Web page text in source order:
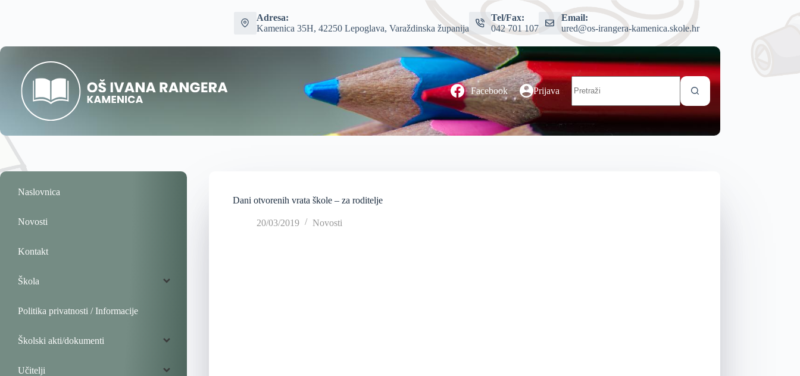
Adresa:
Kamenica 35H, 42250 Lepoglava, Varaždinska županija
Tel/Fax:
042 701 107
Email:
ured@os-irangera-kamenica.skole.hr
Facebook Prijava
Dani otvorenih vrata škole – za roditelje
20/03/2019 Novosti
Naslovnica
Novosti
Kontakt
Škola
Politika privatnosti / Informacije
Školski akti/dokumenti
Učitelji